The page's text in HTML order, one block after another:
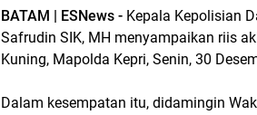
BATAM | ESNews - Kepala Kepolisian
Safrudin SIK, MH menyampaikan riis
Kuning, Mapolda Kepri, Senin, 30
Dalam kesempatan itu, didamingin